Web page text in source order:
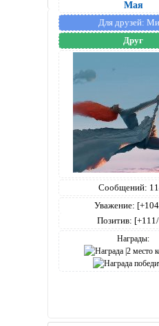
Мая
Для друзей:
Друг
Сообщений:
Уважение:
Позитив:
Награды: